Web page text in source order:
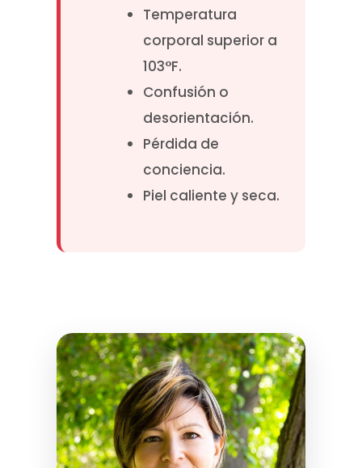
Temperatura
corporal superior a
103°F.
Confusión o
desorientación.
Pérdida de
conciencia.
Piel caliente y seca.